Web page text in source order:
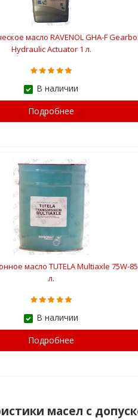
масло RAVENOL GHA-F
Hydraulic Actuator 1 л.
В наличии
Подробнее
масло TUTELA Multiaxle 75W-
л.
В наличии
Подробнее
масел с